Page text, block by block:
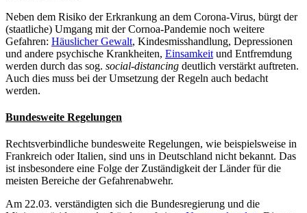
Neben dem Risiko der Erkrankung an dem Corona-Virus, bürgt der
(staatliche) Umgang mit der Cornoa-Pandemie noch weitere
Gefahren: Häuslicher Gewalt, Kindesmisshandlung, Depressionen
und andere psychische Krankheiten, Einsamkeit und Entfremdung
werden durch das sog. social-distancing deutlich verstärkt auftreten.
Auch dies muss bei der Umsetzung der Regeln auch bedacht
werden.
Bundesweite Regelungen
Rechtsverbindliche bundesweite Regelungen, wie beispielsweise in
Frankreich oder Italien, sind uns in Deutschland nicht bekannt. Das
ist insbesondere eine Folge der Zuständigkeit der Länder für die
meisten Bereiche der Gefahrenabwehr.
Am 22.03. verständigten sich die Bundesregierung und die